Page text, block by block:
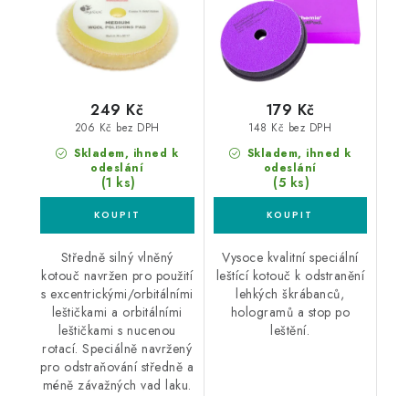
Skladem, ihned k
odeslání
(1 ks)
206 Kč bez DPH
249 Kč
Středně silný vlněný
kotouč navržen pro použití
s excentrickými/orbitálními
leštičkami a orbitálními
leštičkami s nucenou
rotací. Speciálně navržený
pro odstraňování středně a
méně závažných vad laku.
Skladem, ihned k
odeslání
(5 ks)
148 Kč bez DPH
179 Kč
Vysoce kvalitní speciální
leštící kotouč k odstranění
lehkých škrábanců,
hologramů a stop po
leštění.